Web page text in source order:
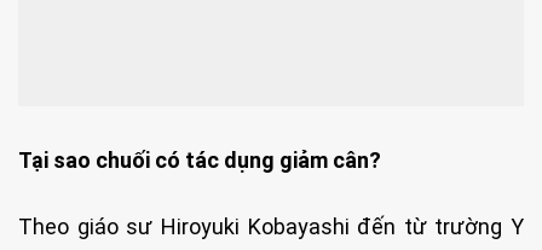
Tại sao chuối có tác dụng giảm cân?
Theo giáo sư Hiroyuki Kobayashi đến từ trường Y